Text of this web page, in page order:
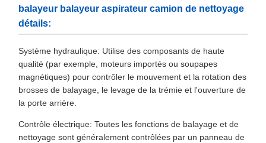
balayeur balayeur aspirateur camion de nettoyage
détails:
Système hydraulique: Utilise des composants de haute
qualité (par exemple, moteurs importés ou soupapes
magnétiques) pour contrôler le mouvement et la rotation des
brosses de balayage, le levage de la trémie et l'ouverture de
la porte arrière.
Contrôle électrique: Toutes les fonctions de balayage et de
nettoyage sont généralement contrôlées par un panneau de